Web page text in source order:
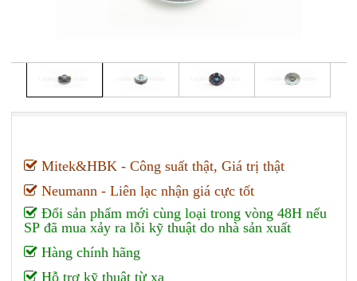
Mitek&HBK - Công suất thật, Giá trị thật
Neumann - Liên lạc nhận giá cực tốt
Đổi sản phẩm mới cùng loại trong vòng 48H nếu
SP đã mua xảy ra lỗi kỹ thuật do nhà sản xuất
Hàng chính hãng
Hỗ trợ kỹ thuật từ xa